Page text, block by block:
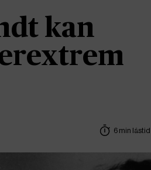
kan
6 min lästid